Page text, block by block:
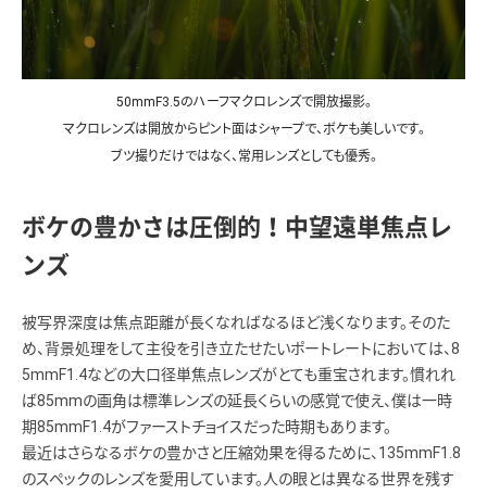
50mmF3.5のハーフマクロレンズで開放撮影。
マクロレンズは開放からピント面はシャープで、ボケも美しいです。
ブツ撮りだけではなく、常用レンズとしても優秀。
ボケの豊かさは圧倒的！中望遠単焦点レ
ンズ
被写界深度は焦点距離が長くなればなるほど浅くなります。そのた
め、背景処理をして主役を引き立たせたいポートレートにおいては、8
5mmF1.4などの大口径単焦点レンズがとても重宝されます。慣れれ
ば85mmの画角は標準レンズの延長くらいの感覚で使え、僕は一時
期85mmF1.4がファーストチョイスだった時期もあります。
最近はさらなるボケの豊かさと圧縮効果を得るために、135mmF1.8
のスペックのレンズを愛用しています。人の眼とは異なる世界を残す